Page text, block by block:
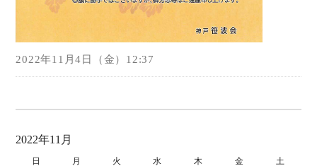
2022年11月4日（金）12:37
2022年11月
日 月 火 水 木 金 土